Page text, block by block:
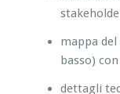
mappa
basso)
dettagli